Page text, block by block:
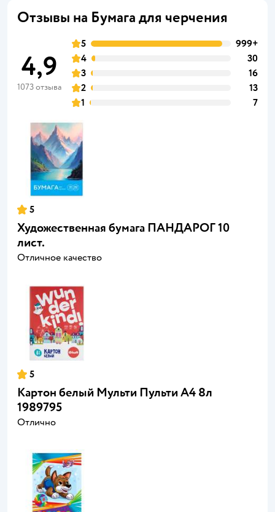
Отзывы на Бумага для черчения
4,9
1073 отзыва
5
999+
4
30
3
16
2
13
1
7
5
Художественная бумага ПАНДАРОГ 10
лист.
Отличное качество
5
Картон белый Мульти Пульти А4 8л
1989795
Отлично